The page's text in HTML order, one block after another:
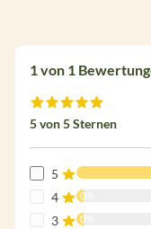
1 von 1
Durchschnittliche Bewertung von 5 von 5
5 von 5 Sternen
5
4 0%
3 0%